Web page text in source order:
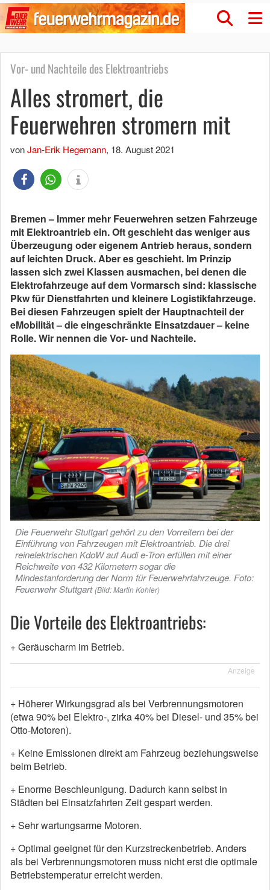
Vor- und Nachteile des Elektroantriebs
Alles stromert, die
Feuerwehren stromern mit
vonJan-Erik Hegemann, 18. August 2021
Bremen – Immer mehr Feuerwehren setzen Fahrzeuge
mit Elektroantrieb ein. Oft geschieht das weniger aus
Überzeugung oder eigenem Antrieb heraus, sondern
auf leichten Druck. Aber es geschieht. Im Prinzip
lassen sich zwei Klassen ausmachen, bei denen die
Elektrofahrzeuge auf dem Vormarsch sind: klassische
Pkw für Dienstfahrten und kleinere Logistikfahrzeuge.
Bei diesen Fahrzeugen spielt der Hauptnachteil der
eMobilität – die eingeschränkte Einsatzdauer – keine
Rolle. Wir nennen die Vor- und Nachteile.
Die Feuerwehr Stuttgart gehört zu den Vorreitern bei der
Einführung von Fahrzeugen mit Elektroantrieb. Die drei
reinelektrischen KdoW auf Audi e-Tron erfüllen mit einer
Reichweite von 432 Kilometern sogar die
Mindestanforderung der Norm für Feuerwehrfahrzeuge. Foto:
Feuerwehr Stuttgart (Bild: Martin Kohler)
Die Vorteile des Elektroantriebs:
+ Geräuscharm im Betrieb.
Anzeige
+ Höherer Wirkungsgrad als bei Verbrennungsmotoren
(etwa 90% bei Elektro-, zirka 40% bei Diesel- und 35% bei
Otto-Motoren).
+ Keine Emissionen direkt am Fahrzeug beziehungsweise
beim Betrieb.
+ Enorme Beschleunigung. Dadurch kann selbst in
Städten bei Einsatzfahrten Zeit gespart werden.
+ Sehr wartungsarme Motoren.
+ Optimal geeignet für den Kurzstreckenbetrieb. Anders
als bei Verbrennungsmotoren muss nicht erst die optimale
Betriebstemperatur erreicht werden.